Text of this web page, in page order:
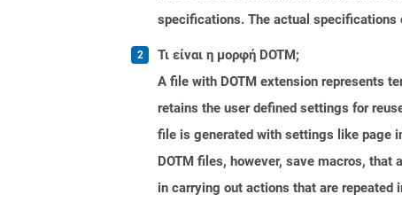
specifications. The actual specifications
Τι είναι η μορφή DOTM;
A file with DOTM extension represents
retains the user defined settings for
file is generated with settings like page
DOTM files, however, save macros,
in carrying out actions that are repeated